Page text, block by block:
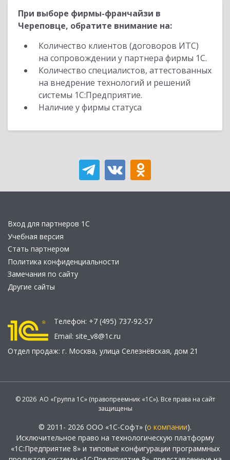
При выборе фирмы-франчайзи в
Череповце, обратите внимание на:
Количество клиентов (договоров ИТС)
на сопровождении у партнера фирмы 1С.
Количество специалистов, аттестованных
на внедрение технологий и решений
системы 1С:Предприятие.
Наличие у фирмы статуса
Вход для партнеров 1С
Учебная версия
Стать партнером
Политика конфиденциальности
Замечания по сайту
Другие сайты
Телефон: +7 (495) 737-92-57
Email: site_v8@1c.ru
Отдел продаж: г. Москва, улица Селезнёвская, дом 21
© 2026 АО «Группа 1С» (правопреемник «1С»). Все права на сайт
защищены
© 2011- 2026 ООО «1С-Софт» (о компании).
Исключительное право на технологическую платформу
«1С:Предприятие 8» и типовые конфигурации программных